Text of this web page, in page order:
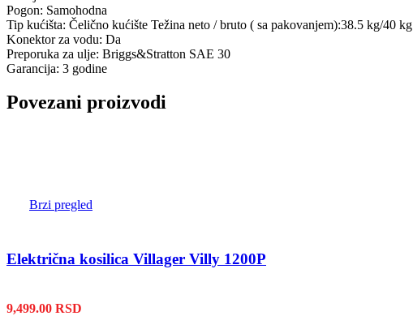
Pogon: Samohodna
Tip kućišta: Čelično kućište Težina neto / bruto ( sa pakovanjem):38.5 kg/40 kg
Konektor za vodu: Da
Preporuka za ulje: Briggs&Stratton SAE 30
Garancija: 3 godine
Povezani proizvodi
Brzi pregled
Električna kosilica Villager Villy 1200P
9,499.00 RSD